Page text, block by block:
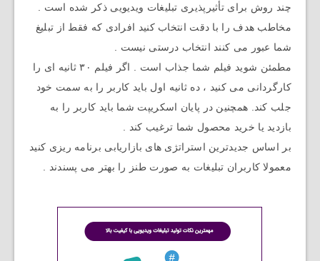
چند روش برای تأثیرپذیری تبلیغات ویدیویی ذکر شده است .
مخاطب هدف را با دقت انتخاب کنید افرادی که فقط از تبلیغ
شما عبور می کنند انتخاب درستی نیست .
مطمئن شوید فیلم شما جذاب است . اگر فیلم ۳۰ ثانیه ای را
کارگردانی می کنید ، ده ثانیه اول باید کاربر را به سمت خود
جلب کند. همچنین در پایان اسکریپت شما باید کاربر را به
بازدید یا خرید محصول شما ترغیب کند .
بر اساس جدیدترین استراتژی های بازاریابی برنامه ریزی کنید
معمولا کاربران تبلیغات به صورت طنز را بهتر می پسندند .